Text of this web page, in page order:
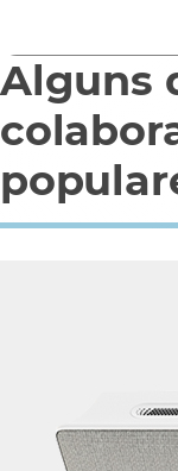
Alguns